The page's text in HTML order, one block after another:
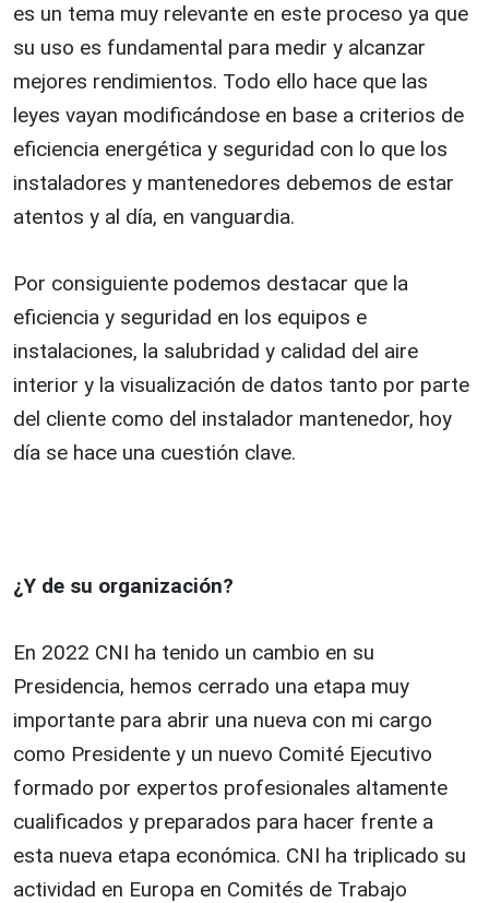
es un tema muy relevante en este proceso ya que
su uso es fundamental para medir y alcanzar
mejores rendimientos. Todo ello hace que las
leyes vayan modificándose en base a criterios de
eficiencia energética y seguridad con lo que los
instaladores y mantenedores debemos de estar
atentos y al día, en vanguardia.
Por consiguiente podemos destacar que la
eficiencia y seguridad en los equipos e
instalaciones, la salubridad y calidad del aire
interior y la visualización de datos tanto por parte
del cliente como del instalador mantenedor, hoy
día se hace una cuestión clave.
¿Y de su organización?
En 2022 CNI ha tenido un cambio en su
Presidencia, hemos cerrado una etapa muy
importante para abrir una nueva con mi cargo
como Presidente y un nuevo Comité Ejecutivo
formado por expertos profesionales altamente
cualificados y preparados para hacer frente a
esta nueva etapa económica. CNI ha triplicado su
actividad en Europa en Comités de Trabajo